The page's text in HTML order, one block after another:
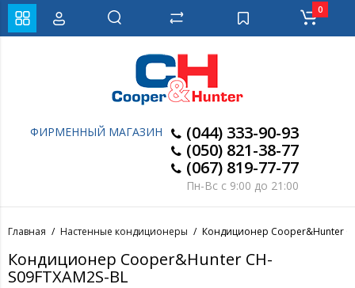
ФИРМЕННЫЙ МАГАЗИН
(044) 333-90-93
(050) 821-38-77
(067) 819-77-77
Пн-Вс с 9:00 до 21:00
0
Главная Настенные кондиционеры Кондиционер Cooper&Hunter
Кондиционер Cooper&Hunter CH-
S09FTXAM2S-BL